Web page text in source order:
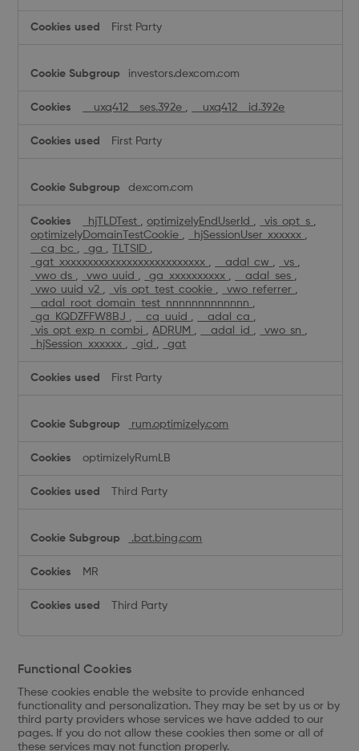
First Party
investors.dexcom.com
__uxq412__ses.392e __uxq412__id.392e
First Party
dexcom.com
_hjTLDTest ,optimizelyEndUserId _vis_opt_s
optimizelyDomainTestCookie
_hjSessionUser_xxxxxx
__cq_bc
_ga ,TLTSID
_gat_xxxxxxxxxxxxxxxxxxxxxxxxxx
__adal_cw _vs
_vwo_ds
_vwo_uuid _ga_xxxxxxxxxx __adal_ses
_vwo_uuid_v2
_vis_opt_test_cookie _vwo_referrer
__adal_root_domain_test_nnnnnnnnnnnnn
_ga_KQDZFFW8BJ
__cq_uuid __adal_ca
_vis_opt_exp_n_combi
,ADRUM __adal_id _vwo_sn
_hjSession_xxxxxx
_gid _gat
First Party
rum.optimizely.com
optimizelyRumLB
Third Party
.bat.bing.com
MR
Third Party
Functional Cookies
These cookies enable the website to provide enhanced
functionality and personalization. They may be set by us or by
third party providers whose services we have added to our
pages. If you do not allow these cookies then some or all of
these services may not function properly.